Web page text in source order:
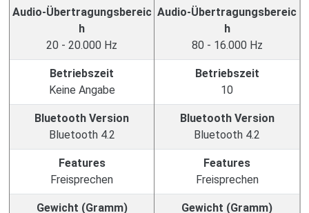
Audio-Übertragungsbereic
h
20 - 20.000 Hz
Audio-Übertragungsbereic
h
80 - 16.000 Hz
Betriebszeit
Keine Angabe
Betriebszeit
10
Bluetooth Version
Bluetooth 4.2
Bluetooth Version
Bluetooth 4.2
Features
Freisprechen
Features
Freisprechen
Gewicht (Gramm)
Gewicht (Gramm)